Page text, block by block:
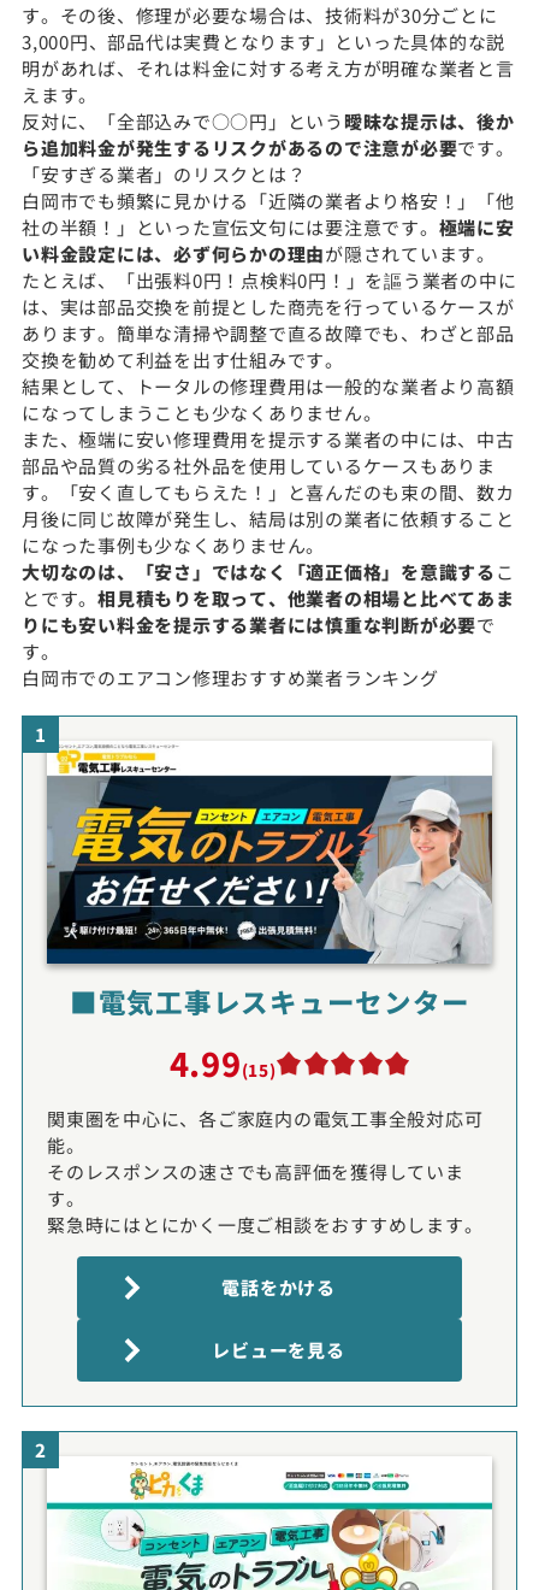
す。その後、修理が必要な場合は、技術料が30分ごとに
3,000円、部品代は実費となります」といった具体的な説
明があれば、それは料金に対する考え方が明確な業者と言
えます。
反対に、「全部込みで○○円」という 曖昧な提示は、後か
ら追加料金が発生するリスクがあるので注意が必要です。
「安すぎる業者」のリスクとは？
白岡市でも頻繁に見かける「近隣の業者より格安！」「他
社の半額！」といった宣伝文句には要注意です。 極端に安
い料金設定には、必ず何らかの理由が隠されています。
たとえば、「出張料0円！点検料0円！」を謳う業者の中に
は、実は部品交換を前提とした商売を行っているケースが
あります。簡単な清掃や調整で直る故障でも、わざと部品
交換を勧めて利益を出す仕組みです。
結果として、トータルの修理費用は一般的な業者より高額
になってしまうことも少なくありません。
また、極端に安い修理費用を提示する業者の中には、中古
部品や品質の劣る社外品を使用しているケースもありま
す。「安く直してもらえた！」と喜んだのも束の間、数カ
月後に同じ故障が発生し、結局は別の業者に依頼すること
になった事例も少なくありません。
大切なのは、「安さ」ではなく「適正価格」を意識するこ
とです。 相見積もりを取って、他業者の相場と比べてあま
りにも安い料金を提示する業者には慎重な判断が必要で
す。
白岡市でのエアコン修理おすすめ業者ランキング
1
■電気工事レスキューセンター
4.99(15)
関東圏を中心に、各ご家庭内の電気工事全般対応可
能。
そのレスポンスの速さでも高評価を獲得していま
す。
緊急時にはとにかく一度ご相談をおすすめします。
電話をかける
レビューを見る
2